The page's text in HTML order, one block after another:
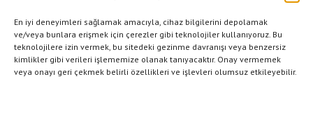
En iyi deneyimleri sağlamak amacıyla, cihaz bilgilerini depolamak
ve/veya bunlara erişmek için çerezler gibi teknolojiler kullanıyoruz. Bu
teknolojilere izin vermek, bu sitedeki gezinme davranışı veya benzersiz
kimlikler gibi verileri işlememize olanak tanıyacaktır. Onay vermemek
veya onayı geri çekmek belirli özellikleri ve işlevleri olumsuz etkileyebilir.
KURUMSAL ILETISIM URUNLERIMIZ
SİTE KULLANIMI
Gizlilik Politikası
Terms and Conditions
Copyright © 2011 LED GROUP®LED LIGHTING SOLUTIONS COMPANY, Inc.
Her hakkı saklıdır. İzinsiz kopyalanamaz veya çoğaltılamaz.Fotoğrafların
izin alınmadan kopyalanması ve kullanılması 5846 sayılı Fikir ve Sanat